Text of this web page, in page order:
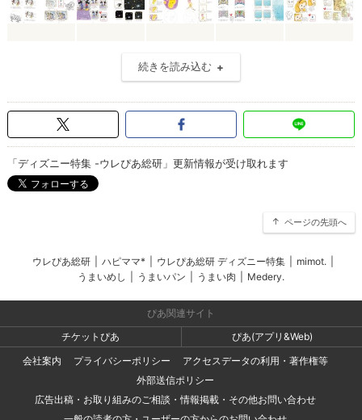
続きを読み込む
「ディズニー特集 -ウレぴあ総研」更新情報が受け取れます
ページの先頭へ
ウレぴあ総研 ハピママ* ウレぴあ総研 ディズニー特集 mimot.
うまいめし
うまいパン うまい肉 Medery.
ぴあ関連サイト
チケットぴあ
ぴあ(アプリ&Web)
会社案内
プライバシーポリシー
アクセスデータの利用・著作権等
外部送信ポリシー
広告出稿・お取り組みのご相談・情報掲載・その他お問い合わせ